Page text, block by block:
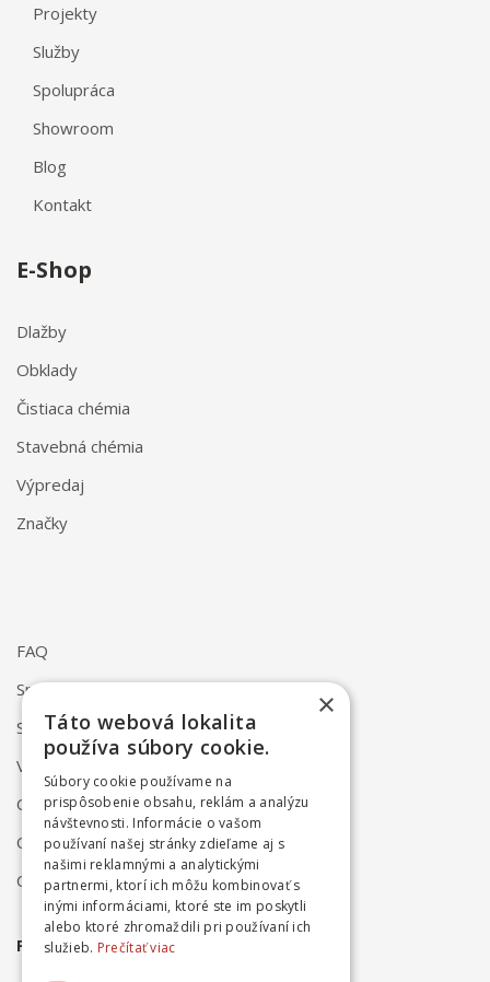
Projekty
Služby
Spolupráca
Showroom
Blog
Kontakt
E-Shop
Dlažby
Obklady
Čistiaca chémia
Stavebná chémia
Výpredaj
Značky
FAQ
Spôsob dodania
Spôsob platby
Vrátenie a reklamácia
Odstúpenie od zmluvy online
Obchodné podmienky
Ochrana osobných údajov
PRIHLÁSTE SA NA ODBER NOVINIEK
×
Táto webová lokalita
používa súbory cookie.
Súbory cookie používame na
prispôsobenie obsahu, reklám a analýzu
návštevnosti. Informácie o vašom
používaní našej stránky zdieľame aj s
našimi reklamnými a analytickými
partnermi, ktorí ich môžu kombinovať s
inými informáciami, ktoré ste im poskytli
alebo ktoré zhromaždili pri používaní ich
služieb. Prečítať viac